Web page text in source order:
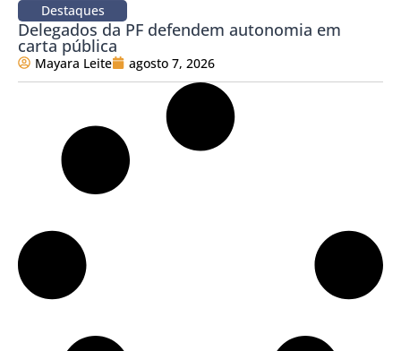
Destaques
Delegados da PF defendem autonomia em
carta pública
Mayara Leite agosto 7, 2026